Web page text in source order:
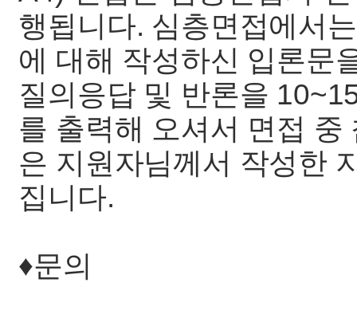
행됩니다. 심층면접에서
에 대해 작성하신 입론문
질의응답 및 반론을
를 출력해 오셔서 면접
은 지원자님께서 작성한
집니다.
♦️문의